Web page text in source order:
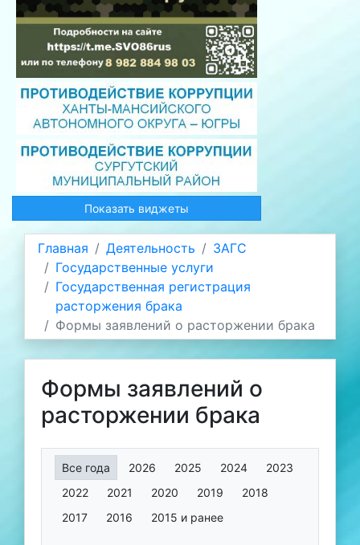
Показать виджеты
Главная Деятельность
ЗАГС
Государственные услуги
Государственная регистрация
расторжения брака
Формы заявлений о расторжении брака
Формы заявлений о
расторжении брака
Все года 2026 2025 2024
2023
2022
2021 2020 2019
2018
2017
2016 2015 и ранее